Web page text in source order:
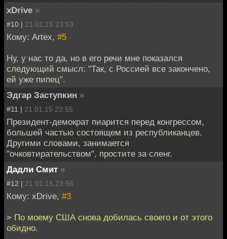
xDrive »
#10 | 21.01.15 23:53
Кому: Artex, #5
Ну, у нас то да, но в его речи мне показался
следующий смысл: "Так, с Россией все закончено,
ей уже пипец".
Эдгар Заступкин »
#11 | 21.01.15 23:55
Президент-демократ пиарится перед конгрессом,
большей частью состоящем из республиканцев.
Другими словами, занимается
"очковтирательством", простите за сленг.
Дадли Смит »
#12 | 21.01.15 23:56
Кому: xDrive, #3
> По моему США снова добилась своего и от этого
обидно.